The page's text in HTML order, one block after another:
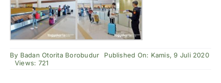
By Badan Otorita Borobudur
Published On: Kamis, 9 Juli 2020
Views: 721